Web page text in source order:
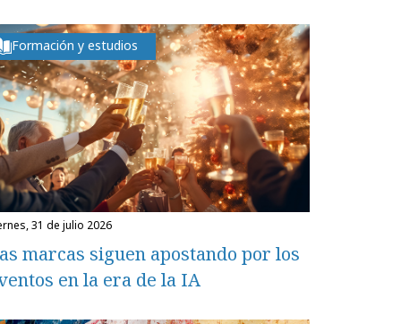
Formación y estudios
31 de julio 2026
marcas siguen apostando por los
en la era de la IA